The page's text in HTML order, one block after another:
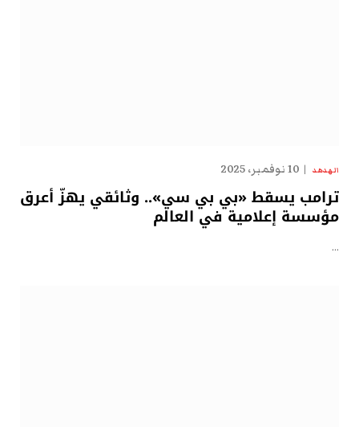
الهدهد 10 نوفمبر، 2025
ترامب يسقط «بي بي سي».. وثائقي يهزّ أعرق
مؤسسة إعلامية في العالم
…